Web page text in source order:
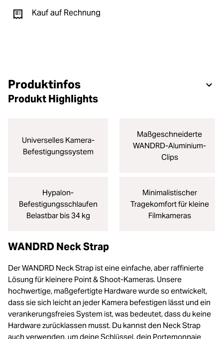
Kauf auf Rechnung
Produktinfos
Produkt Highlights
Universelles Kamera-
Befestigungssystem
Maßgeschneiderte
WANDRD-Aluminium-
Clips
Hypalon-
Befestigungsschlaufen
Belastbar bis 34 kg
Minimalistischer
Tragekomfort für kleine
Filmkameras
WANDRD Neck Strap
Der WANDRD Neck Strap ist eine einfache, aber raffinierte
Lösung für kleinere Point & Shoot-Kameras. Unsere
hochwertige, maßgefertigte Hardware wurde so entwickelt,
dass sie sich leicht an jeder Kamera befestigen lässt und ein
verankerungsfreies System ist, was bedeutet, dass du keine
Hardware zurücklassen musst. Du kannst den Neck Strap
auch verwenden, um deine Schlüssel, dein Portemonnaie